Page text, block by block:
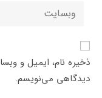
نام‌کاربری
را
وارد
کنید
آدرس
خود
را
وارد
وبسایت
خود
را
وارد
کنید
ذخیره نام، ایمیل و
دیدگاهی می‌نویسم.